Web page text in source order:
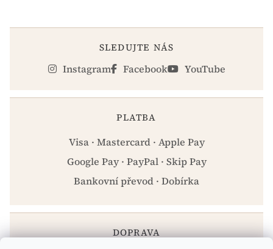
SLEDUJTE NÁS
Instagram Facebook YouTube
PLATBA
Visa · Mastercard · Apple Pay
Google Pay · PayPal · Skip Pay
Bankovní převod · Dobírka
DOPRAVA